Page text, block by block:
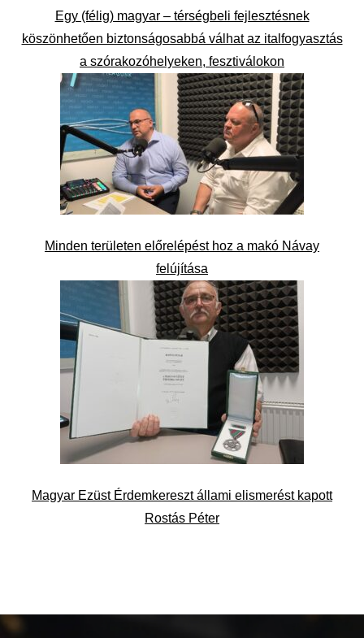
Egy (félig) magyar – térségbeli fejlesztésnek
köszönhetően biztonságosabbá válhat az italfogyasztás
a szórakozóhelyeken, fesztiválokon
Minden területen előrelépést hoz a makó Návay
felújítása
Magyar Ezüst Érdemkereszt állami elismerést kapott
Rostás Péter